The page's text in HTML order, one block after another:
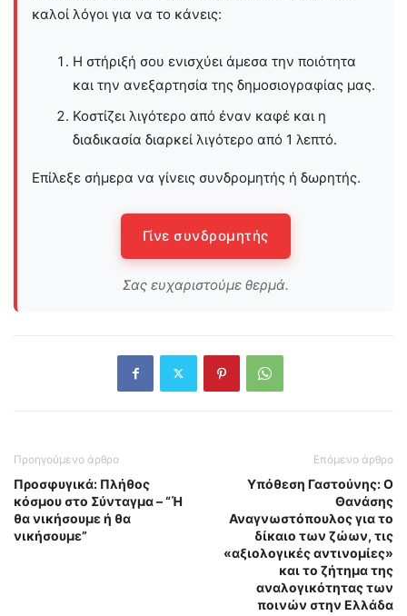
καλοί λόγοι για να το κάνεις:
Η στήριξή σου ενισχύει άμεσα την ποιότητα
και την ανεξαρτησία της δημοσιογραφίας μας.
Κοστίζει λιγότερο από έναν καφέ και η
διαδικασία διαρκεί λιγότερο από 1 λεπτό.
Επίλεξε σήμερα να γίνεις συνδρομητής ή δωρητής.
Γίνε συνδρομητής
Σας ευχαριστούμε θερμά.
Προηγούμενο άρθρο
Προσφυγικά: Πλήθος
κόσμου στο Σύνταγμα – “Ή
θα νικήσουμε ή θα
νικήσουμε”
Επόμενο άρθρο
Υπόθεση Γαστούνης: Ο
Θανάσης
Αναγνωστόπουλος για το
δίκαιο των ζώων, τις
«αξιολογικές αντινομίες»
και το ζήτημα της
αναλογικότητας των
ποινών στην Ελλάδα